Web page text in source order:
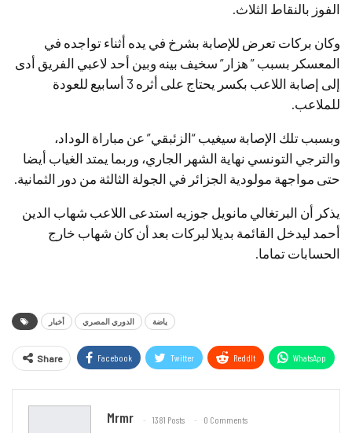
الفوز بالنقاط الثلاث.
وكان بركات تعرض للإصابة بشرخ في يده أثناء تواجده في
المعسكر بسبب ” هزار” سخيف بينه وبين أحد لاعبي الفريق أدى
إلى إصابة اللاعب بكسر يحتاج على أثره 3 أسابيع للعودة
للملاعب.
وبسبب تلك الإصابة سيغيب “الزئبقي” عن مباراة الوداد،
والترجي التونسي نهاية الشهر الجاري، وربما يمتد الغياب أيضا
حتى مواجهة مولودية الجزائر في الجولة الثالثة من دور الثمانية.
يذكر أن البرتغالي مانويل جوزيه استدعى اللاعب شهاب الدين
أحمد ليدخل القائمة بديلا لبركات بعد أن كان شهاب خارج
الحسابات تماما.
أخبار الدوري المصري ياضة
Share Facebook Twitter ReddIt WhatsApp
Mrmr 1381 Posts 0 Comments